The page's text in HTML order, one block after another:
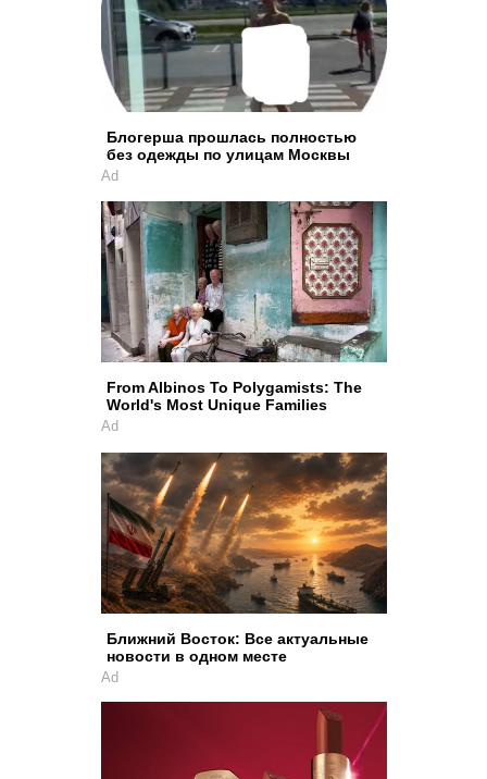
Блогерша прошлась полностью
без одежды по улицам Москвы
Ad
From Albinos To Polygamists: The
World's Most Unique Families
Ad
Ближний Восток: Все актуальные
новости в одном месте
Ad